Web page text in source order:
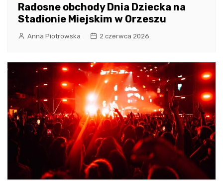
Radosne obchody Dnia Dziecka na
Stadionie Miejskim w Orzeszu
Anna Piotrowska 2 czerwca 2026